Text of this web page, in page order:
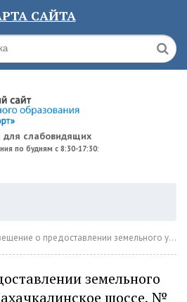
САЙТА
для слабовидящих
по будням с 8:30-17:30:
о предоставлении земельного участка. Пр 2-й Махачкалинское шоссе, № 64д
земельного
шоссе, №